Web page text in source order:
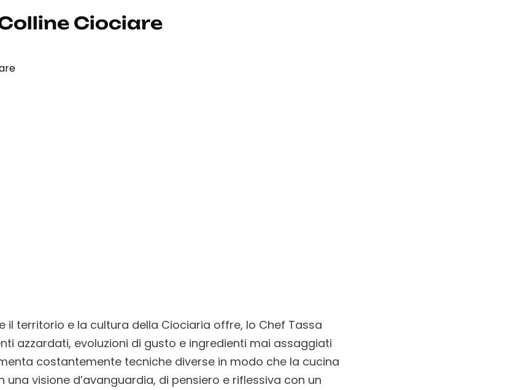
Ciociare
il territorio e la cultura della Ciociaria offre, lo Chef Tassa
azzardati, evoluzioni di gusto e ingredienti mai assaggiati
costantemente tecniche diverse in modo che la cucina
una visione d’avanguardia, di pensiero e riflessiva con un